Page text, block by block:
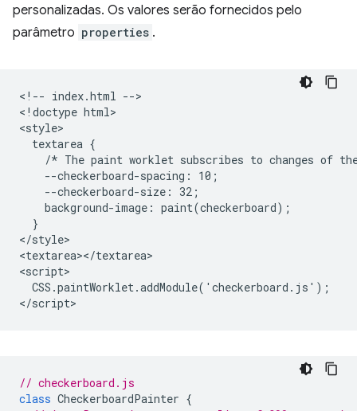
personalizadas. Os valores serão fornecidos pelo
parâmetro properties .
<!-- index.html -->
<!doctype html>
<style>
  textarea {
/* The paint worklet subscribes to changes of
    --checkerboard-spacing: 10;
    --checkerboard-size: 32;
    background-image: paint(checkerboard);
  }
</style>
<textarea></textarea>
<script>
  CSS.paintWorklet.addModule('checkerboard.js');
// checkerboard.js
class CheckerboardPainter {